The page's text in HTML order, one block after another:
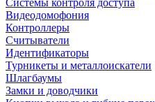
Системы контроля доступа
Видеодомофония
Контроллеры
Считыватели
Идентификаторы
Турникеты и металлоискатели
Шлагбаумы
Замки и доводчики